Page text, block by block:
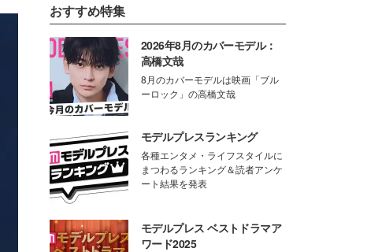
おすすめ特集
2026年8月のカバーモデル：
高橋文哉
8月のカバーモデルは映画「ブル
ーロック」の高橋文哉
モデルプレスランキング
各種エンタメ・ライフスタイルに
まつわるランキング＆読者アンケ
ート結果を発表
モデルプレス ベストドラマア
ワード2025